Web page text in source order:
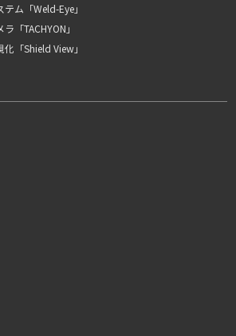
ム「Weld-Eye」
「TACHYON」
「Shield View」